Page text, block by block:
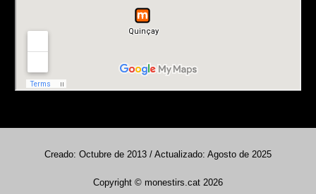
Creado: Octubre de 2013 / Actualizado: Agosto de 2025